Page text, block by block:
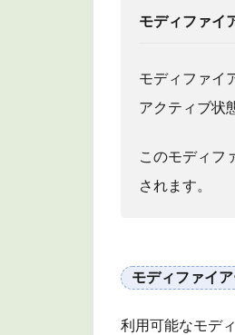
2.1
クル
の利
2.2
パー
類
商
モディファイ
モディファイ
アクティブ状
このモディフ
されます。
モディファイ
利用可能なモデ